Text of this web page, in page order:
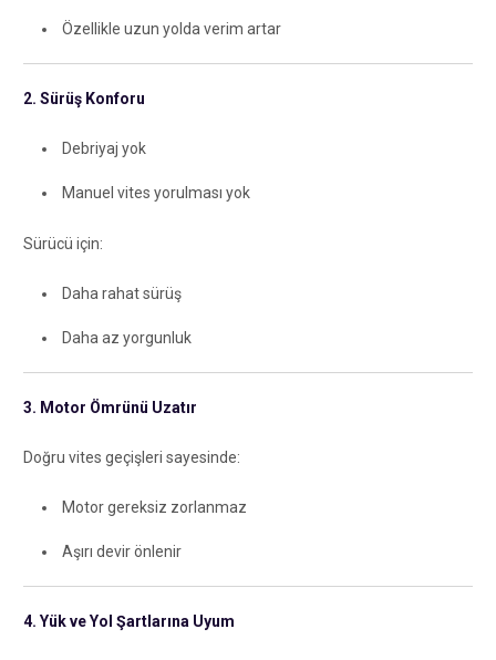
Özellikle uzun yolda verim artar
2. Sürüş Konforu
Debriyaj yok
Manuel vites yorulması yok
Sürücü için:
Daha rahat sürüş
Daha az yorgunluk
3. Motor Ömrünü Uzatır
Doğru vites geçişleri sayesinde:
Motor gereksiz zorlanmaz
Aşırı devir önlenir
4. Yük ve Yol Şartlarına Uyum